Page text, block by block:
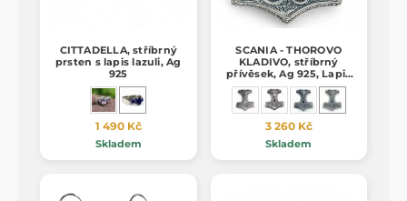
CITTADELLA, stříbrný
prsten s lapis lazuli, Ag
925
1 490 Kč
Skladem
SCANIA - THOROVO
KLADIVO, stříbrný
přívěsek, Ag 925, Lapis
Lazuli
3 260 Kč
Skladem